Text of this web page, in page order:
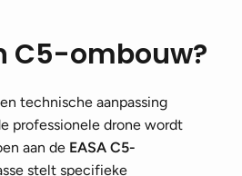
C5-ombouw?
technische aanpassing
professionele drone wordt
aan de EASA C5-
stelt specifieke